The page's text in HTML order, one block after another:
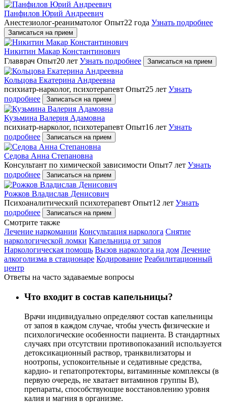
Панфилов Юрий Андреевич
Анестезиолог-реаниматолог Опыт22 года Узнать подробнее
Записаться на прием
Никитин Макар Константинович
Главврач Опыт20 лет Узнать подробнее Записаться на прием
Кольцова Екатерина Андреевна
психиатр-нарколог, психотерапевт Опыт25 лет Узнать
подробнее
Записаться на прием
Кузьмина Валерия Адамовна
психиатр-нарколог, психотерапевт Опыт16 лет Узнать
подробнее
Записаться на прием
Седова Анна Степановна
Консультант по химической зависимости Опыт7 лет Узнать
подробнее
Записаться на прием
Рожков Владислав Денисович
Психоаналитический психотерапевт Опыт12 лет Узнать
подробнее
Записаться на прием
Cмотрите также
Лечение наркомании Консультация нарколога Снятие
наркологической ломки Капельница от запоя
Наркологическая помощь Вызов нарколога на дом Лечение
алкоголизма в стационаре Кодирование Реабилитационный
центр
Ответы на часто задаваемые вопросы
Что входит в состав капельницы?
Врачи индивидуально определяют состав капельницы
от запоя в каждом случае, чтобы учесть физические и
психологические особенности пациента. В стандартных
случаях при отсутствии противопоказаний используется
детоксикационный раствор, транквилизаторы и
ноотропы, успокоительные и седативные средства,
кардио- и гепатопротекторы, витаминные комплексы (в
первую очередь, не хватает витаминов группы В),
препараты, способствующие восстановлению уровня
калия и магния в организме.